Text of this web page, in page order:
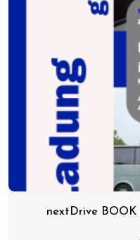
nextDrive BOOK